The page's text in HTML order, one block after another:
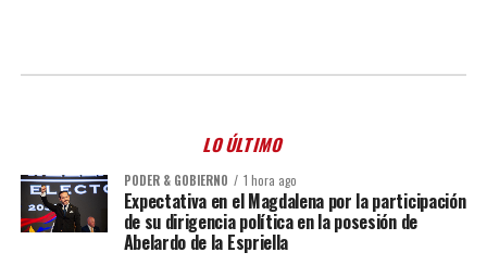
LO ÚLTIMO
PODER & GOBIERNO 1 hora ago
Expectativa en el Magdalena por la participación
de su dirigencia política en la posesión de
Abelardo de la Espriella